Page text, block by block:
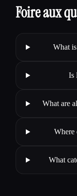
Foire aux
What
Is
What are
Where
What